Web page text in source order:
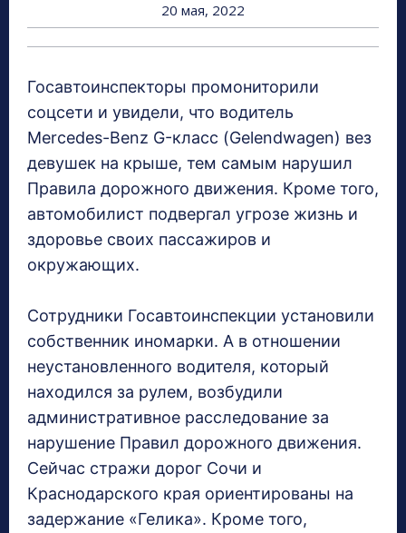
20 мая, 2022
Госавтоинспекторы промониторили
соцсети и увидели, что водитель
Mercedes-Benz G-класс (Gelendwagen) вез
девушек на крыше, тем самым нарушил
Правила дорожного движения. Кроме того,
автомобилист подвергал угрозе жизнь и
здоровье своих пассажиров и
окружающих.
Сотрудники Госавтоинспекции установили
собственник иномарки. А в отношении
неустановленного водителя, который
находился за рулем, возбудили
административное расследование за
нарушение Правил дорожного движения.
Сейчас стражи дорог Сочи и
Краснодарского края ориентированы на
задержание «Гелика». Кроме того,